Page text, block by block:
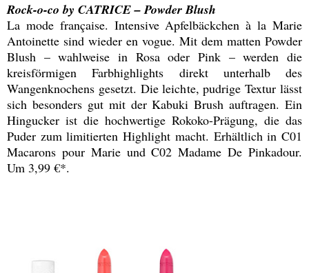
Rock-o-co by CATRICE – Powder Blush
La mode française. Intensive Apfelbäckchen à la Marie
Antoinette sind wieder en vogue. Mit dem matten Powder
Blush – wahlweise in Rosa oder Pink – werden die
kreisförmigen Farbhighlights direkt unterhalb des
Wangenknochens gesetzt. Die leichte, pudrige Textur lässt
sich besonders gut mit der Kabuki Brush auftragen. Ein
Hingucker ist die hochwertige Rokoko-Prägung, die das
Puder zum limitierten Highlight macht. Erhältlich in C01
Macarons pour Marie und C02 Madame De Pinkadour.
Um 3,99 €*.